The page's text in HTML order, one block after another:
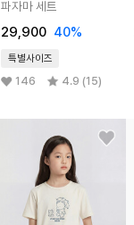
파자마 세트
29,900 40%
특별사이즈
146 4.9 (15)